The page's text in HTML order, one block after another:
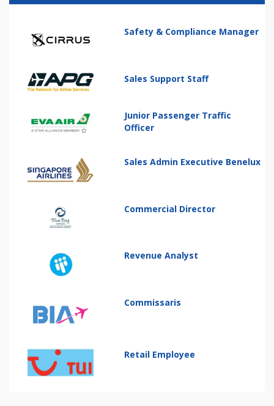
Safety & Compliance Manager
Sales Support Staff
Junior Passenger Traffic
Officer
Sales Admin Executive Benelux
Commercial Director
Revenue Analyst
Commissaris
Retail Employee